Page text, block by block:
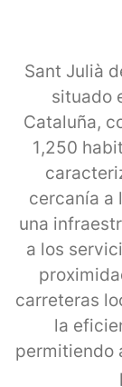
Sant Julià
situado
Cataluña,
1,250
cercanía a
una
a los
carreteras
la
permitiendo